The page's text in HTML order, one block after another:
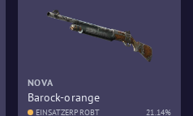
NOVA
Barock-orange
EINSATZERPROBT 21.14%